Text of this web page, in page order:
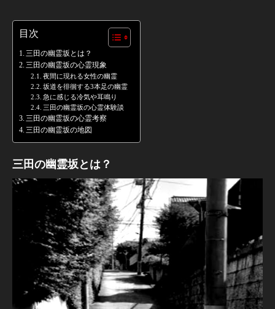
目次
三田の幽霊坂とは？
三田の幽霊坂の心霊現象
夜間に現れる女性の幽霊
坂道を徘徊する3本足の幽霊
急に感じる冷気や耳鳴り
三田の幽霊坂の心霊体験談
三田の幽霊坂の心霊考察
三田の幽霊坂の地図
三田の幽霊坂とは？